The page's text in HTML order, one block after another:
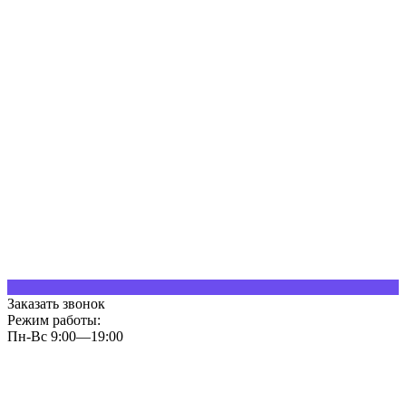
Заказать звонок
Режим работы:
Пн-Вс 9:00—19:00